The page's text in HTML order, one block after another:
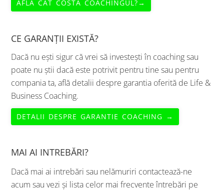
AFLĂ CÂT COSTĂ COACHINGUL?→
CE GARANȚII EXISTĂ?
Dacă nu ești sigur că vrei să investești în coaching sau
poate nu știi dacă este potrivit pentru tine sau pentru
compania ta, află detalii despre garantia oferită de Life &
Business Coaching.
DETALII DESPRE GARANTIE COACHING →
MAI AI INTREBĂRI?
Dacă mai ai intrebări sau nelămuriri contactează-ne
acum sau vezi și lista celor mai frecvente întrebări pe